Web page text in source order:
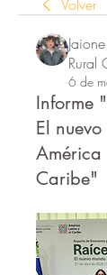
Volver
Rural
6 de
Informe
El
América
Caribe"